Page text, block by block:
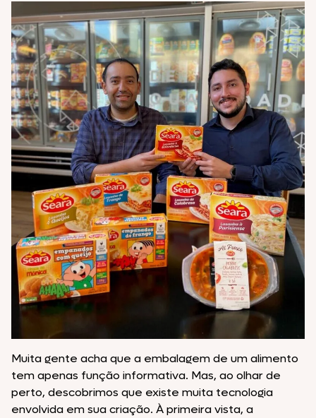
Muita gente acha que a embalagem de um alimento
tem apenas função informativa. Mas, ao olhar de
perto, descobrimos que existe muita tecnologia
envolvida em sua criação. À primeira vista, a